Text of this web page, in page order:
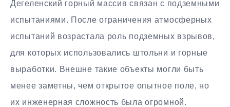
Дегеленский горный массив связан с подземными
испытаниями. После ограничения атмосферных
испытаний возрастала роль подземных взрывов,
для которых использовались штольни и горные
выработки. Внешне такие объекты могли быть
менее заметны, чем открытое опытное поле, но
их инженерная сложность была огромной.